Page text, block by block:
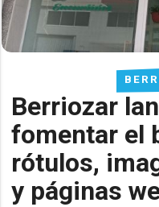
Berriozar
fomentar el
rótulos,
y páginas